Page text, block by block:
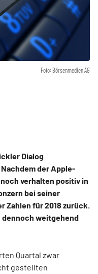
Foto: Börsenmedien AG
Dialog
der Apple-
verhalten positiv in
bei seiner
Zahlen für 2018 zurück.
dennoch weitgehend
Quartal zwar
gestellten